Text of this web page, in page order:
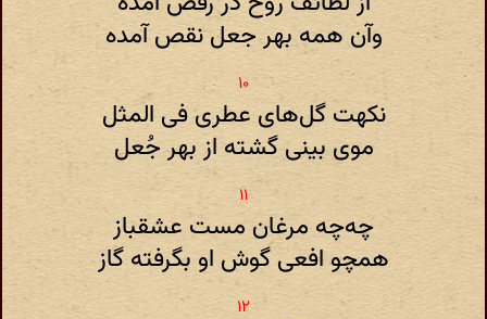
وآن همه بهر جعل نقص آمده
نکهت گل‌های عطری فی المثل
موی بینی گشته از بهر جُعل
چه‌چه مرغان مست عشقباز
همچو افعی گوش او بگرفته گاز